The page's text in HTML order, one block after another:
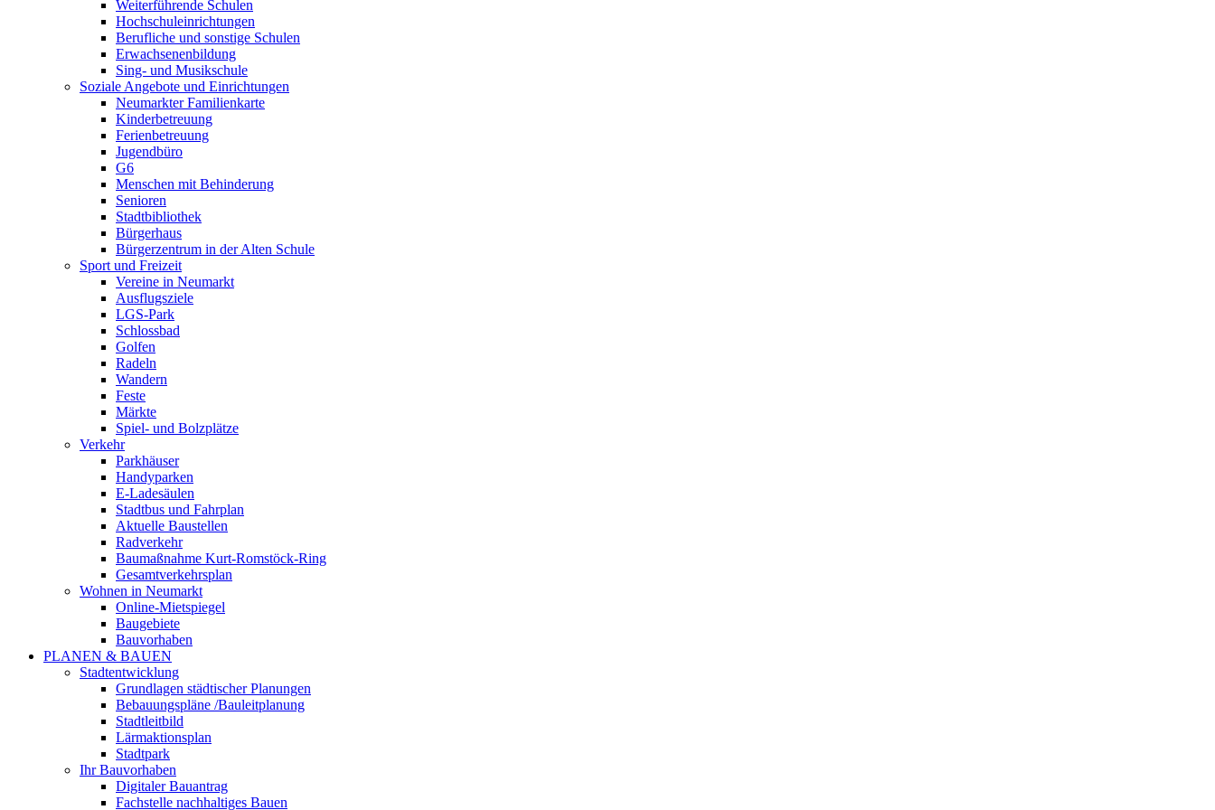
Weiterführende Schulen
Hochschuleinrichtungen
Berufliche und sonstige Schulen
Erwachsenenbildung
Sing- und Musikschule
Soziale Angebote und Einrichtungen
Neumarkter Familienkarte
Kinderbetreuung
Ferienbetreuung
Jugendbüro
G6
Menschen mit Behinderung
Senioren
Stadtbibliothek
Bürgerhaus
Bürgerzentrum in der Alten Schule
Sport und Freizeit
Vereine in Neumarkt
Ausflugsziele
LGS-Park
Schlossbad
Golfen
Radeln
Wandern
Feste
Märkte
Spiel- und Bolzplätze
Verkehr
Parkhäuser
Handyparken
E-Ladesäulen
Stadtbus und Fahrplan
Aktuelle Baustellen
Radverkehr
Baumaßnahme Kurt-Romstöck-Ring
Gesamtverkehrsplan
Wohnen in Neumarkt
Online-Mietspiegel
Baugebiete
Bauvorhaben
PLANEN & BAUEN
Stadtentwicklung
Grundlagen städtischer Planungen
Bebauungspläne /Bauleitplanung
Stadtleitbild
Lärmaktionsplan
Stadtpark
Ihr Bauvorhaben
Digitaler Bauantrag
Fachstelle nachhaltiges Bauen